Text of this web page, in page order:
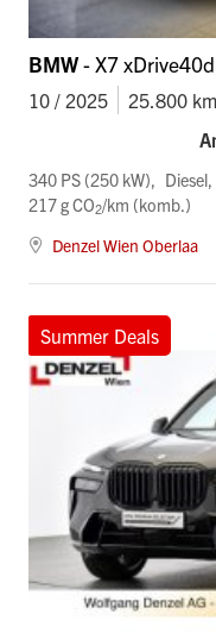
BMW- X7
10 / 2025 25.800 km
340 PS (250 kW) Diesel
217 g CO2/km (komb.)
Denzel Wien Oberlaa
Summer Deals